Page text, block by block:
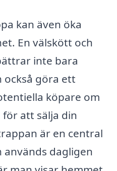
kan även öka
En välskött och
inte bara
också göra ett
köpare om
att sälja din
är en central
används dagligen